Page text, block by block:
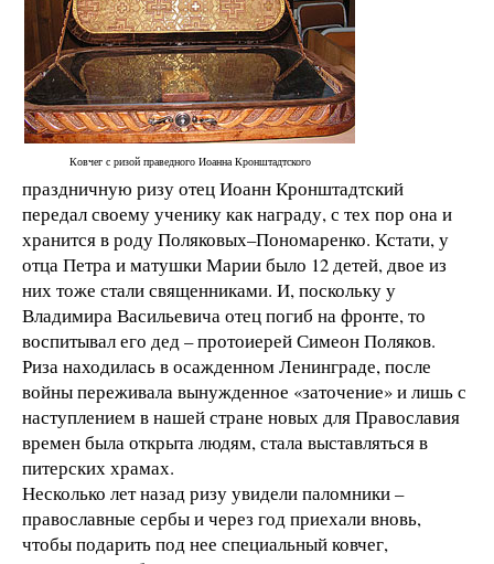
Ковчег с ризой праведного Иоанна Кронштадтского
праздничную ризу отец Иоанн Кронштадтский
передал своему ученику как награду, с тех пор она и
хранится в роду Поляковых–Пономаренко. Кстати, у
отца Петра и матушки Марии было 12 детей, двое из
них тоже стали священниками. И, поскольку у
Владимира Васильевича отец погиб на фронте, то
воспитывал его дед – протоиерей Симеон Поляков.
Риза находилась в осажденном Ленинграде, после
войны переживала вынужденное «заточение» и лишь с
наступлением в нашей стране новых для Православия
времен была открыта людям, стала выставляться в
питерских храмах.
Несколько лет назад ризу увидели паломники –
православные сербы и через год приехали вновь,
чтобы подарить под нее специальный ковчег,